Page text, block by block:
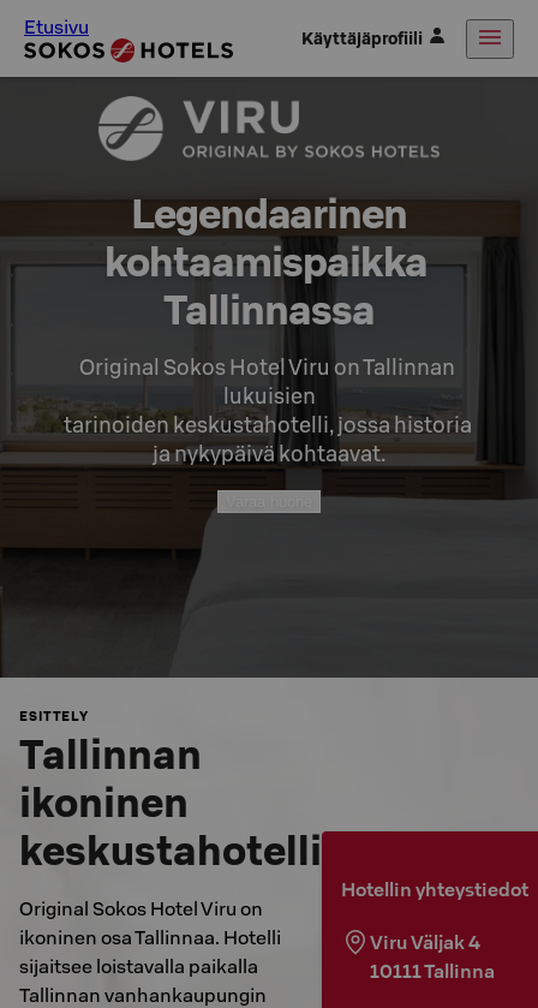
Etusivu Käyttäjäprofiili
Legendaarinen
kohtaamispaikka
Tallinnassa
Original Sokos Hotel Viru on Tallinnan
lukuisien
tarinoiden keskustahotelli, jossa historia
ja nykypäivä kohtaavat.
ESITTELY
Tallinnan
ikoninen
keskustahotelli
Original Sokos Hotel Viru on
ikoninen osa Tallinnaa. Hotelli
sijaitsee loistavalla paikalla
Tallinnan vanhankaupungin
Hotellin yhteystiedot
Viru Väljak 4
10111Tallinna